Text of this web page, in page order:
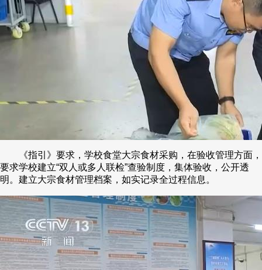
《指引》要求，学校食堂大宗食材采购，在验收管理方面，
要求学校建立“双人或多人联检”查验制度，集体验收，公开透
明。建立大宗食材管理档案，如实记录全过程信息。